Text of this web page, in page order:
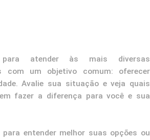
para atender às mais diversas
com um objetivo comum: oferecer
Avalie sua situação e veja quais
fazer a diferença para você e sua
entender melhor suas opções ou